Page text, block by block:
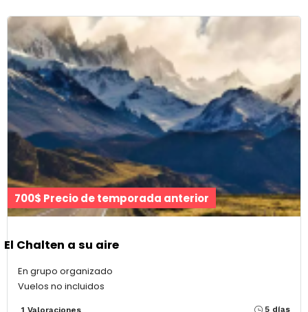
700$ Precio de temporada anterior
El Chalten a su aire
En grupo organizado
Vuelos no incluidos
5 días